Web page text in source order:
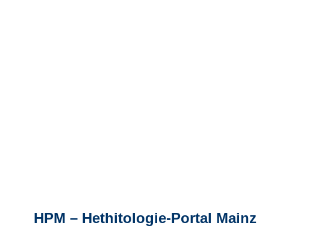
HPM – Hethitologie-Portal Mainz